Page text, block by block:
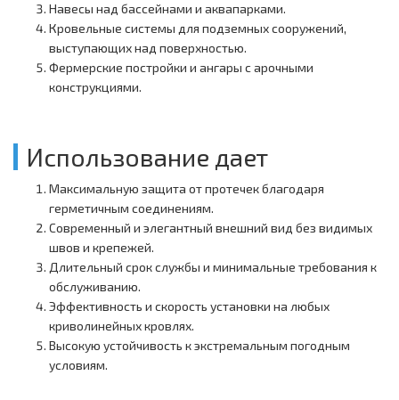
Навесы над бассейнами и аквапарками.
Кровельные системы для подземных сооружений,
выступающих над поверхностью.
Фермерские постройки и ангары с арочными
конструкциями.
Использование дает
Максимальную защита от протечек благодаря
герметичным соединениям.
Современный и элегантный внешний вид без видимых
швов и крепежей.
Длительный срок службы и минимальные требования к
обслуживанию.
Эффективность и скорость установки на любых
криволинейных кровлях.
Высокую устойчивость к экстремальным погодным
условиям.